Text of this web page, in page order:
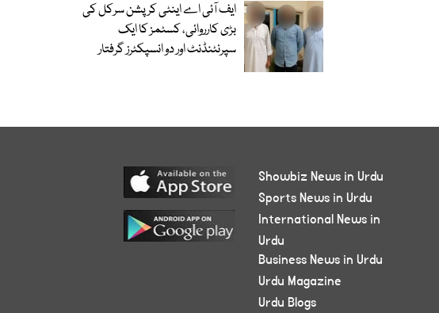
ایف آئی اے اینٹی کرپشن سرکل کی
بڑی کارروائی، کسٹمز کا ایک
سپرنٹنڈنٹ اور دو انسپکٹرز گرفتار
Showbiz News in Urdu
Sports News in Urdu
International News in
Urdu
Business News in Urdu
Urdu Magazine
Urdu Blogs